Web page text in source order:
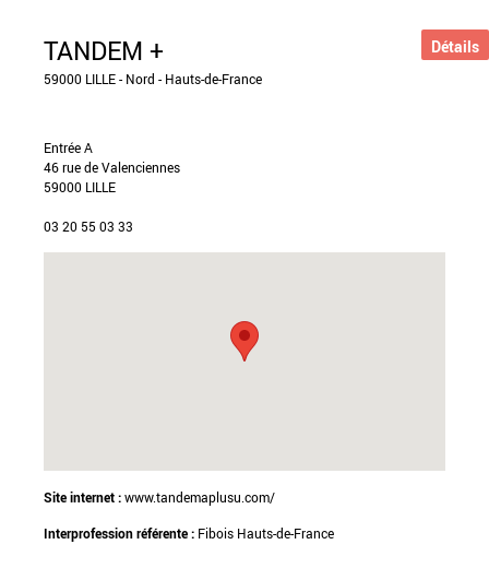
TANDEM +
59000 LILLE - Nord - Hauts-de-France
Entrée A
46 rue de Valenciennes
59000 LILLE
03 20 55 03 33
Site internet :www.tandemaplusu.com/
Interprofession référente : Fibois Hauts-de-France
Détails